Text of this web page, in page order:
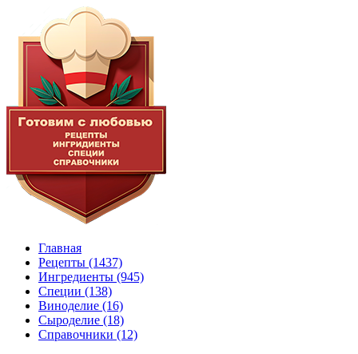
Главная
Рецепты (1437)
Ингредиенты (945)
Специи (138)
Виноделие (16)
Сыроделие (18)
Справочники (12)